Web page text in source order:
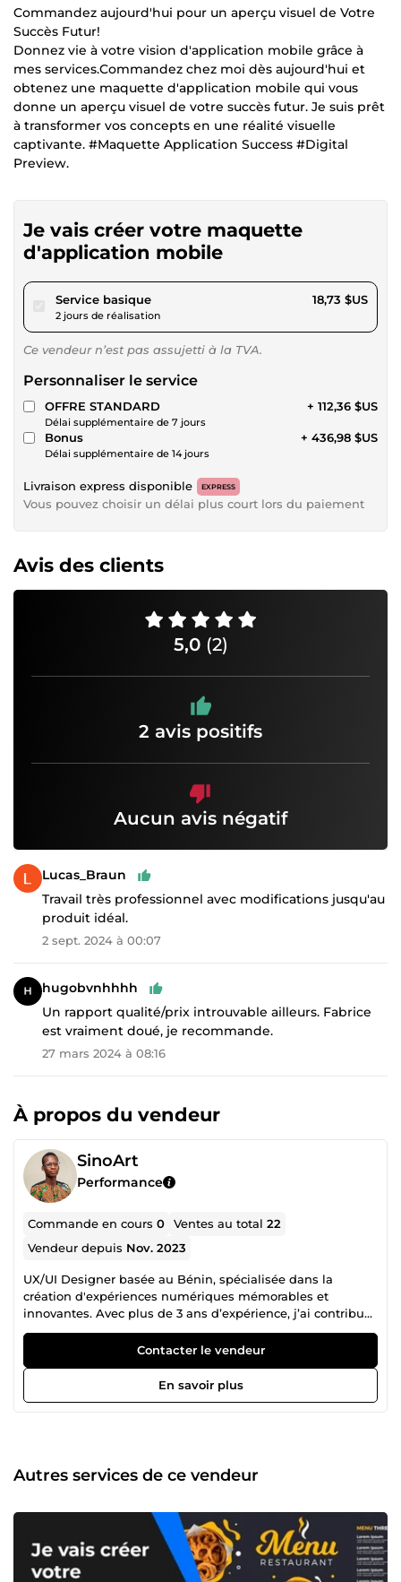
Commandez aujourd'hui pour un aperçu visuel de Votre
Succès Futur!
Donnez vie à votre vision d'application mobile grâce à
mes services.Commandez chez moi dès aujourd'hui et
obtenez une maquette d'application mobile qui vous
donne un aperçu visuel de votre succès futur. Je suis prêt
à transformer vos concepts en une réalité visuelle
captivante. #Maquette Application Success #Digital
Preview.
Je vais créer votre maquette
d'application mobile
Service basiquepour 17,26 $US
2 jours de réalisation
18,73 $US
Ce vendeur n’est pas assujetti à la TVA.
Personnaliser le service
OFFRE STANDARD
Délai supplémentaire de 7 jours
+ 112,36 $US
Bonus
Délai supplémentaire de 14 jours
+ 436,98 $US
Livraison express disponible EXPRESS
Vous pouvez choisir un délai plus court lors du paiement
Avis des clients
5,0 (2)
2 avis positifs
Aucun avis négatif
Lucas_Braun
Travail très professionnel avec modifications jusqu'au
produit idéal.
2 sept. 2024 à 00:07
hugobvnhhhh
Un rapport qualité/prix introuvable ailleurs. Fabrice
est vraiment doué, je recommande.
27 mars 2024 à 08:16
À propos du vendeur
SinoArt
Performance
Commande en cours0 Ventes au total22
Vendeur depuis Nov. 2023
UX/UI Designer basée au Bénin, spécialisée dans la
création d'expériences numériques mémorables et
innovantes. Avec plus de 3 ans d’expérience, j’ai contribué
au succès de nombreux projets, alliant design esthétique
et fonctionnalité optimisée. Découvrez mon expertise en
design centré utilisateur et mon approche créative pour
transformer vos idées en interfaces captivantes.
#UXUIDesigner #ExpérienceUtilisateur
Contacter le vendeur
En savoir plus
Autres services de ce vendeur